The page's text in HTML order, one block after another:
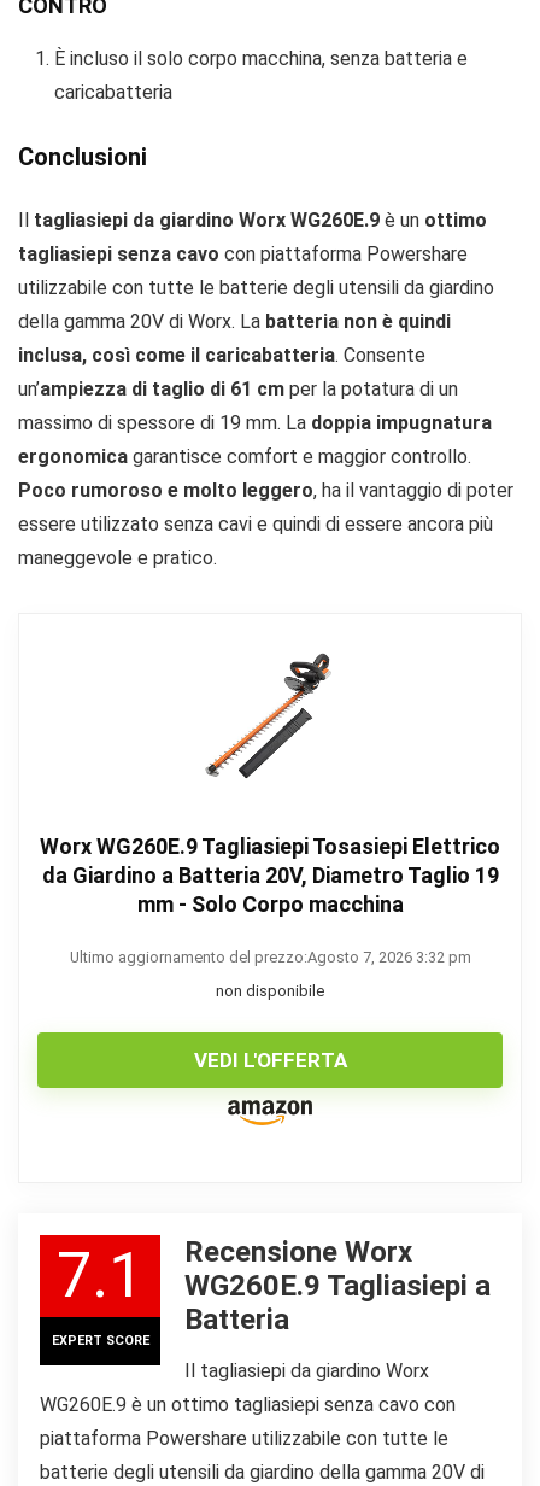
CONTRO
È incluso il solo corpo macchina, senza batteria e
caricabatteria
Conclusioni
tagliasiepi da giardino Worx WG260E.9 è un ottimo
tagliasiepi senza cavo con piattaforma Powershare
utilizzabile con tutte le batterie degli utensili da giardino
della gamma 20V di Worx. La batteria non è quindi
inclusa, così come il caricabatteria. Consente
un’ampiezza di taglio di 61 cm per la potatura di un
massimo di spessore di 19 mm. La doppia impugnatura
ergonomica garantisce comfort e maggior controllo.
Poco rumoroso e molto leggero, ha il vantaggio di poter
essere utilizzato senza cavi e quindi di essere ancora più
maneggevole e pratico.
Worx WG260E.9 Tagliasiepi Tosasiepi Elettrico
da Giardino a Batteria 20V, Diametro Taglio 19
mm - Solo Corpo macchina
Ultimo aggiornamento del prezzo:Agosto 7, 2026 3:32 pm
non disponibile
VEDI L'OFFERTA
7.1
EXPERT SCORE
Recensione Worx
WG260E.9 Tagliasiepi a
Batteria
Il tagliasiepi da giardino Worx
WG260E.9 è un ottimo tagliasiepi senza cavo con
piattaforma Powershare utilizzabile con tutte le
batterie degli utensili da giardino della gamma 20V di